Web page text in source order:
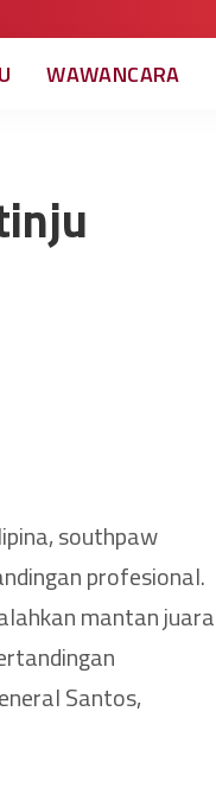
WAWANCARA
southpaw
profesional.
mantan juara
Santos,